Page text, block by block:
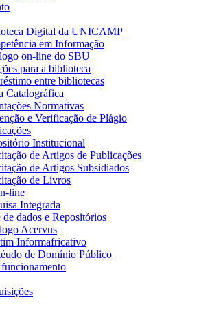
Digital da UNICAMP
em Informação
on-line do SBU
para a biblioteca
entre bibliotecas
Catalográfica
Normativas
e Verificação de Plágio
Institucional
de Artigos de Publicações
de Artigos Subsidiados
de Livros
line
Integrada
de dados e Repositórios
Acervus
Informafricativo
de Domínio Público